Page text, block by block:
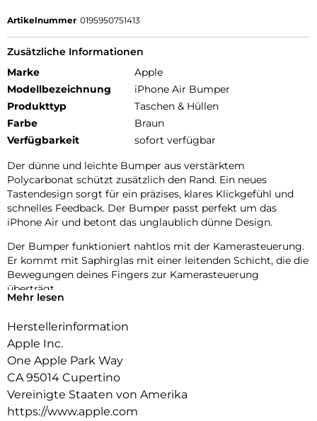
Artikelnummer 0195950751413
Zusätzliche Informationen
Marke
Apple
Modellbezeichnung
iPhone Air Bumper
Produkttyp
Taschen & Hüllen
Farbe
Braun
Verfügbarkeit
sofort verfügbar
Der dünne und leichte Bumper aus verstärktem
Polycarbonat schützt zusätzlich den Rand. Ein neues
Tastendesign sorgt für ein präzises, klares Klickgefühl und
schnelles Feedback. Der Bumper passt perfekt um das
iPhone Air und betont das unglaublich dünne Design.
Der Bumper funktioniert nahtlos mit der Kamerasteuerung.
Er kommt mit Saphirglas mit einer leitenden Schicht, die die
Bewegungen deines Fingers zur Kamerasteuerung
überträgt.
Crossbody Band befestigen. So kannst du dein iPhone Air
einfach freihändig tragen.
Mehr lesen
Herstellerinformation
Apple Inc.
One Apple Park Way
CA 95014 Cupertino
Vereinigte Staaten von Amerika
https://www.apple.com